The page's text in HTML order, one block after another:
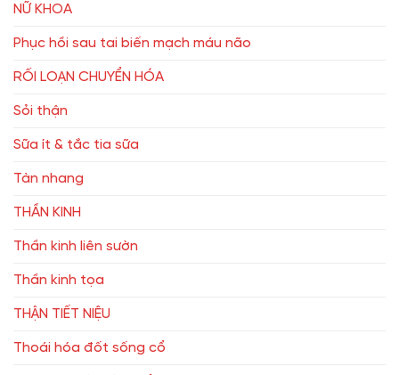
NỮ KHOA
Phục hồi sau tai biến mạch máu não
RỐI LOẠN CHUYỂN HÓA
Sỏi thận
Sữa ít & tắc tia sữa
Tàn nhang
THẦN KINH
Thần kinh liên sườn
Thần kinh tọa
THẬN TIẾT NIỆU
Thoái hóa đốt sống cổ